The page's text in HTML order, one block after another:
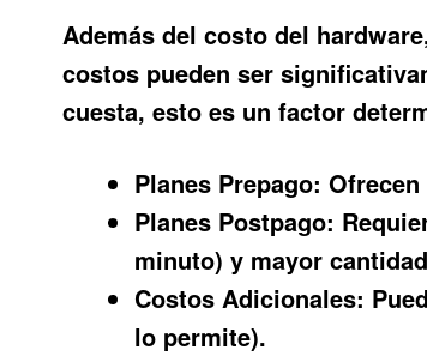
Además del costo del
costos pueden ser
cuesta, esto es un factor
Planes Prepago:
Planes Postpago:
minuto) y mayor
Costos Adicionales:
lo permite).